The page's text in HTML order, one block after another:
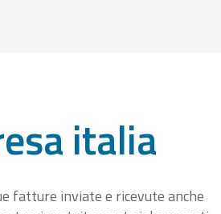
italia
fatture inviate e ricevute anche